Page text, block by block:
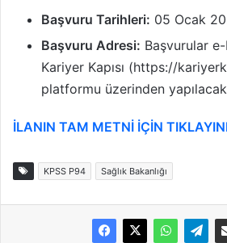
Başvuru Tarihleri: 05 Ocak
Başvuru Adresi: Başvurular
Kariyer Kapısı (https://
platformu üzerinden
İLANIN TAM METNİ İÇİN
KPSS P94 Sağlık Bakanlığı